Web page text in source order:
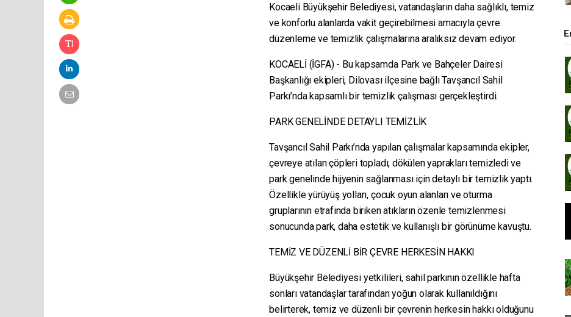
Kocaeli Büyükşehir Belediyesi, vatandaşların daha sağlıklı, temiz
ve konforlu alanlarda vakit geçirebilmesi amacıyla çevre
düzenleme ve temizlik çalışmalarına aralıksız devam ediyor.
KOCAELİ (İGFA) - Bu kapsamda Park ve Bahçeler Dairesi
Başkanlığı ekipleri, Dilovası ilçesine bağlı Tavşancıl Sahil
Parkı’nda kapsamlı bir temizlik çalışması gerçekleştirdi.
PARK GENELİNDE DETAYLI TEMİZLİK
Tavşancıl Sahil Parkı’nda yapılan çalışmalar kapsamında ekipler,
çevreye atılan çöpleri topladı, dökülen yaprakları temizledi ve
park genelinde hijyenin sağlanması için detaylı bir temizlik yaptı.
Özellikle yürüyüş yolları, çocuk oyun alanları ve oturma
gruplarının etrafında biriken atıkların özenle temizlenmesi
sonucunda park, daha estetik ve kullanışlı bir görünüme kavuştu.
TEMİZ VE DÜZENLİ BİR ÇEVRE HERKESİN HAKKI
Büyükşehir Belediyesi yetkilileri, sahil parkının özellikle hafta
sonları vatandaşlar tarafından yoğun olarak kullanıldığını
belirterek, temiz ve düzenli bir çevrenin herkesin hakkı olduğunu